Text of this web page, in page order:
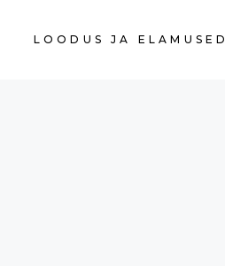
LOODUS JA ELAMUSED